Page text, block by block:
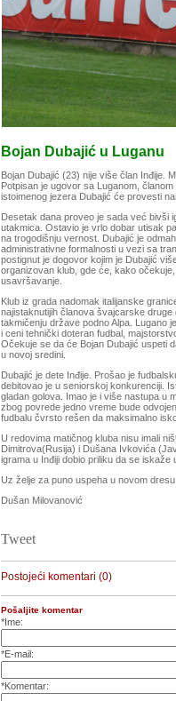
Bojan Dubajić u Luganu
Bojan Dubajić (23) nije više član Inđije.
Potpisan je ugovor sa Luganom,
istoimenog jezera Dubajić će provesti
Desetak dana proveo je sada već bivši
utakmica. Ostavio je vrlo dobar utisak
na trogodišnju vernost. Dubajić je
administrativne formalnosti u vezi sa
postignut je dogovor kojim je Dubajić
organizovan klub, gde će, kako
usavršavanje.
Klub iz grada nadomak italijanske
najistaknutijih članova švajcarske
takmičenju države podno Alpa. Lugano
i ceni tehnički doteran fudbal,
Očekuje se da će Bojan Dubajić uspeti
u novoj sredini.
Dubajić je dete Inđije. Prošao je
debitovao je u seniorskoj konkurenciji.
gladan golova. Imao je i više nastupa u
zbog povrede jedno vreme bude
fudbalu čvrsto rešen da maksimalno
U redovima matičnog kluba nisu imali
Dimitrova(Rusija) i Dušana Ivkovića
igrama u Inđiji dobio priliku da se iskaže
Uz želje za puno uspeha u novom
Dušan Milovanović
Tweet
Postojeći komentari (0)
Pošaljite komentar
*Ime:
*E-mail:
*Komentar: